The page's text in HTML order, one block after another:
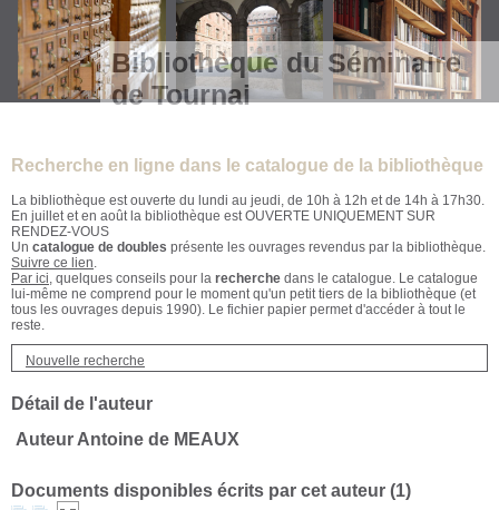
Bibliothèque du Séminaire
de Tournai
Recherche en ligne dans le catalogue de la bibliothèque
La bibliothèque est ouverte du lundi au jeudi, de 10h à 12h et de 14h à 17h30.
En juillet et en août la bibliothèque est OUVERTE UNIQUEMENT SUR
RENDEZ-VOUS
Un catalogue de doubles présente les ouvrages revendus par la bibliothèque.
Suivre ce lien.
Par ici, quelques conseils pour la recherche dans le catalogue. Le catalogue
lui-même ne comprend pour le moment qu'un petit tiers de la bibliothèque (et
tous les ouvrages depuis 1990). Le fichier papier permet d'accéder à tout le
reste.
Nouvelle recherche
Détail de l'auteur
Auteur Antoine de MEAUX
Documents disponibles écrits par cet auteur (1)